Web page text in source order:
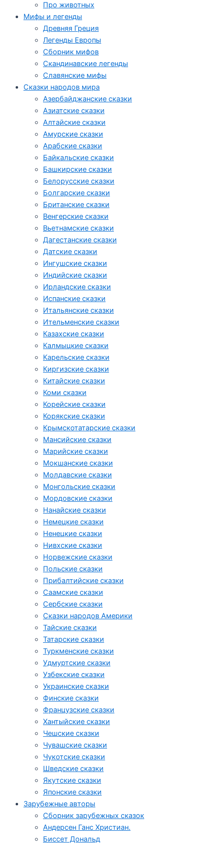
Про животных
Мифы и легенды
Древняя Греция
Легенды Европы
Сборник мифов
Скандинавские легенды
Славянские мифы
Сказки народов мира
Азербайджанские сказки
Азиатские сказки
Алтайские сказки
Амурские сказки
Арабские сказки
Байкальские сказки
Башкирские сказки
Белорусские сказки
Болгарские сказки
Британские сказки
Венгерские сказки
Вьетнамские сказки
Дагестанские сказки
Датские сказки
Ингушские сказки
Индийские сказки
Ирландские сказки
Испанские сказки
Итальянские сказки
Ительменские сказки
Казахские сказки
Калмыцкие сказки
Карельские сказки
Киргизские сказки
Китайские сказки
Коми сказки
Корейские сказки
Корякские сказки
Крымскотатарские сказки
Мансийские сказки
Марийские сказки
Мокшанские сказки
Молдавские сказки
Монгольские сказки
Мордовские сказки
Нанайские сказки
Немецкие сказки
Ненецкие сказки
Нивхские сказки
Норвежские сказки
Польские сказки
Прибалтийские сказки
Cаамские сказки
Сербские сказки
Сказки народов Америки
Тайские сказки
Татарские сказки
Туркменские сказки
Удмуртские сказки
Узбекские сказки
Украинские сказки
Финские сказки
Французские сказки
Хантыйские сказки
Чешские сказки
Чувашские сказки
Чукотские сказки
Шведские сказки
Якутские сказки
Японские сказки
Зарубежные авторы
Сборник зарубежных сказок
Андерсен Ганс Христиан.
Биссет Дональд